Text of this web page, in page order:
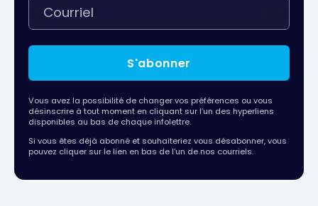
S'abonner
Vous avez la possibilité de changer vos préférences ou vous
désinscrire à tout moment en cliquant sur l’un des hyperliens
disponibles au bas de chaque infolettre.
Si vous êtes déjà abonné et souhaiteriez vous désabonner, vous
pouvez cliquer sur le lien en bas de l’un de nos courriels.